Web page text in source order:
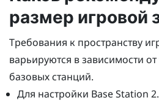
размер игровой
Требования к пространству
варьируются в зависимости
базовых станций.
Для настройки Base Station